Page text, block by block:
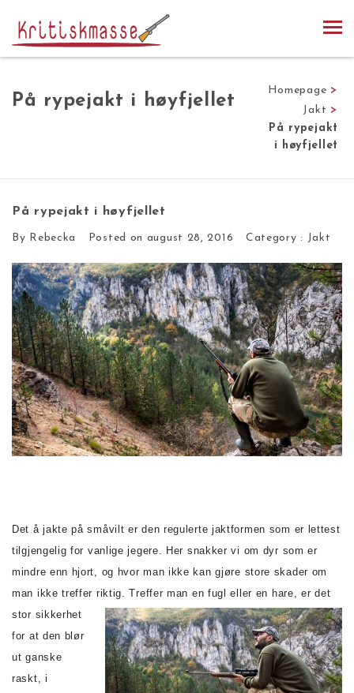
På rypejakt i høyfjellet
Homepage >
Jakt >
På rypejakt
i høyfjellet
På rypejakt i høyfjellet
By Rebecka Posted on august 28, 2016 Category : Jakt
Det å jakte på småvilt er den regulerte jaktformen som er lettest
tilgjengelig for vanlige jegere. Her snakker vi om dyr som er
mindre enn hjort, og hvor man ikke kan gjøre store skader om
man ikke treffer riktig. Treffer man en fugl eller en hare,er det
stor sikkerhet
for at den blør
ut ganske
raskt, i